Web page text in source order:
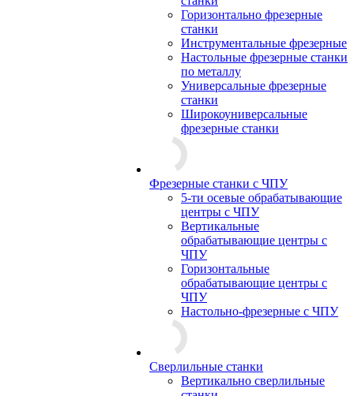
Горизонтально фрезерные
станки
Инструментальные фрезерные
Настольные фрезерные станки
по металлу
Универсальные фрезерные
станки
Широкоуниверсальные
фрезерные станки
Фрезерные станки с ЧПУ
5-ти осевые обрабатывающие
центры с ЧПУ
Вертикальные
обрабатывающие центры с
ЧПУ
Горизонтальные
обрабатывающие центры с
ЧПУ
Настольно-фрезерные с ЧПУ
Сверлильные станки
Вертикально сверлильные